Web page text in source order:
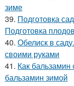
зиме
39. Подготовка
Подготовка
40. Обелиск в
своими руками
41. Как бальзамин
бальзамин зимой